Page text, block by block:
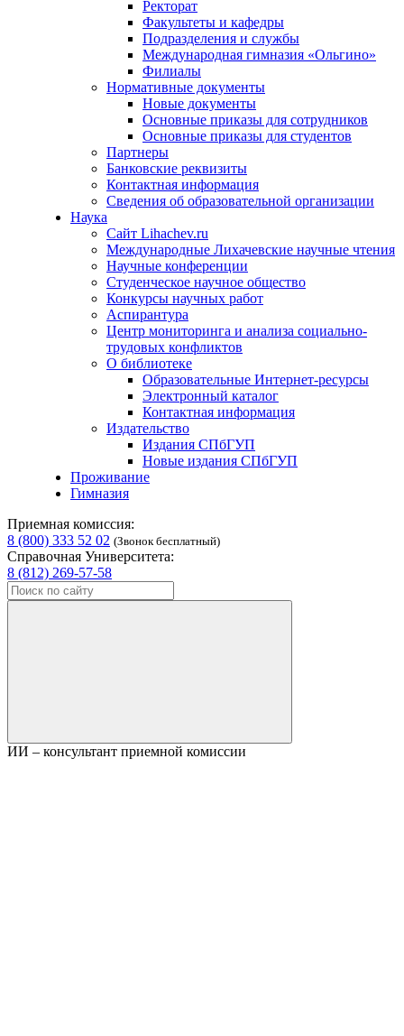
Ректорат
Факультеты и кафедры
Подразделения и службы
Международная гимназия «Ольгино»
Филиалы
Нормативные документы
Новые документы
Основные приказы для сотрудников
Основные приказы для студентов
Партнеры
Банковские реквизиты
Контактная информация
Сведения об образовательной организации
Наука
Сайт Lihachev.ru
Международные Лихачевские научные чтения
Научные конференции
Студенческое научное общество
Конкурсы научных работ
Аспирантура
Центр мониторинга и анализа социально-
трудовых конфликтов
О библиотеке
Образовательные Интернет-ресурсы
Электронный каталог
Контактная информация
Издательство
Издания СПбГУП
Новые издания СПбГУП
Проживание
Гимназия
Приемная комиссия:
8 (800) 333 52 02 (Звонок бесплатный)
Справочная Университета:
8 (812) 269-57-58
ИИ – консультант приемной комиссии